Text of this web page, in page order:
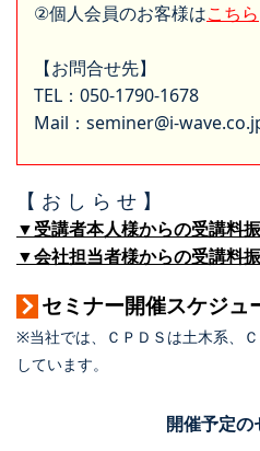
②個人会員のお客様はこちら
【お問合せ先】
TEL：050-1790-1678
Mail：seminer@i-
【 お し ら せ 】
▼受講者本人様からの受講料
▼会社担当者様からの受講料
セミナー開催スケジュ
※当社では、ＣＰＤＳは土木系、
しています。
開催予定の